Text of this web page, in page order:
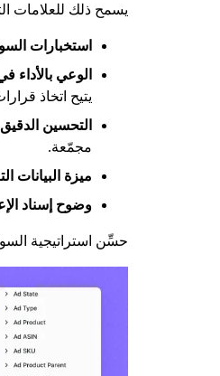
يسمح ذلك للعلامات
استخبارات
الوعي بالأداء
يتيح اتخاذ
التحسين
مجمّعة.
ميزة البيانات
وضوح إسناد
حسِّن استراتيجية